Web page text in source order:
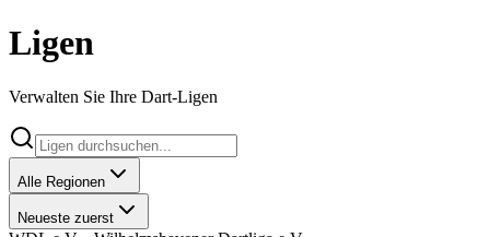
Ligen
Verwalten Sie Ihre Dart-Ligen
Alle Regionen
Neueste zuerst